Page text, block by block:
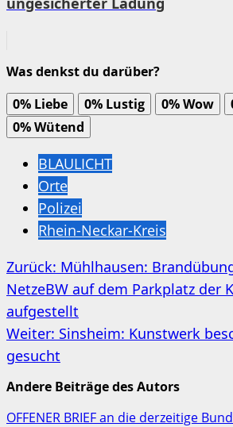
Was denkst du darüber?
0% Liebe 0% Lustig 0%Wow
0%Wütend
BLAULICHT
Orte
Polizei
Rhein-Neckar-Kreis
Beitragsnavigation
Zurück: Mühlhausen:
NetzeBW auf dem Parkplatz der
aufgestellt
Weiter: Sinsheim: Kunstwerk
gesucht
Andere Beiträge des Autors
OFFENER BRIEF an die derzeitige